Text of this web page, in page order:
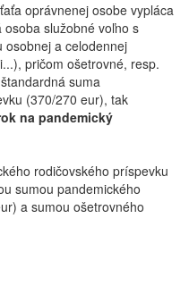
oprávnenej osobe vypláca
služobné voľno s
osobnej a celodennej
pričom ošetrovné, resp.
suma
(370/270 eur), tak
na pandemický
rodičovského príspevku
sumou pandemického
a sumou ošetrovného